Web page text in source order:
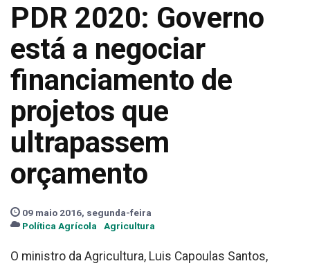
PDR 2020: Governo
está a negociar
financiamento de
projetos que
ultrapassem
orçamento
09 maio 2016, segunda-feira
Política Agrícola
Agricultura
O ministro da Agricultura, Luis Capoulas Santos,